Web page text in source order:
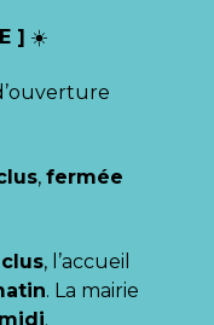
] ☀️
, fermée
, l’accueil
. La mairie
.